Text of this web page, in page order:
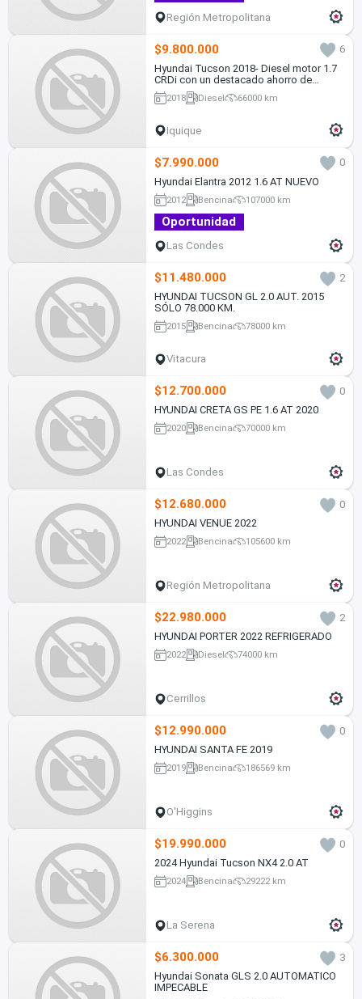
Región Metropolitana
$9.800.000
6
Hyundai Tucson 2018- Diesel motor 1.7
CRDi con un destacado ahorro de
combustible, en Excelente estado
2018 Diesel 66000 km
Iquique
$7.990.000
0
Hyundai Elantra 2012 1.6 AT NUEVO
2012 Bencina 107000 km
Oportunidad
Las Condes
$11.480.000
2
HYUNDAI TUCSON GL 2.0 AUT. 2015
SÓLO 78.000 KM.
2015 Bencina 78000 km
Vitacura
$12.700.000
0
HYUNDAI CRETA GS PE 1.6 AT 2020
2020 Bencina 70000 km
Las Condes
$12.680.000
0
HYUNDAI VENUE 2022
2022 Bencina 105600 km
Región Metropolitana
$22.980.000
2
HYUNDAI PORTER 2022 REFRIGERADO
2022 Diesel 74000 km
Cerrillos
$12.990.000
0
HYUNDAI SANTA FE 2019
2019 Bencina 186569 km
O'Higgins
$19.990.000
0
2024 Hyundai Tucson NX4 2.0 AT
2024 Bencina 29222 km
La Serena
$6.300.000
3
Hyundai Sonata GLS 2.0 AUTOMATICO
IMPECABLE